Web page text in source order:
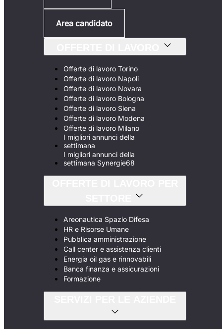
Area candidato
Offerte di lavoro Torino
Offerte di lavoro Napoli
Offerte di lavoro Novara
Offerte di lavoro Bologna
Offerte di lavoro Siena
Offerte di lavoro Modena
Offerte di lavoro Milano
I migliori annunci della
settimana
I migliori annunci della
settimana Synergie68
Areonautica Spazio Difesa
HR e Risorse Umane
Pubblica amministrazione
Call center e assistenza clienti
Energia oil gas e rinnovabili
Banca finanza e assicurazioni
Formazione